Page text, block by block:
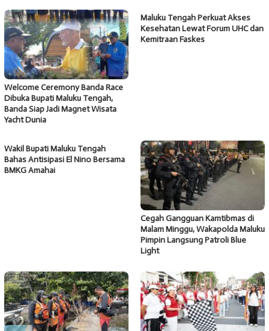
Welcome Ceremony Banda Race
Dibuka Bupati Maluku Tengah,
Banda Siap Jadi Magnet Wisata
Yacht Dunia
Maluku Tengah Perkuat Akses
Kesehatan Lewat Forum UHC dan
Kemitraan Faskes
Wakil Bupati Maluku Tengah
Bahas Antisipasi El Nino Bersama
BMKG Amahai
Cegah Gangguan Kamtibmas di
Malam Minggu, Wakapolda Maluku
Pimpin Langsung Patroli Blue
Light